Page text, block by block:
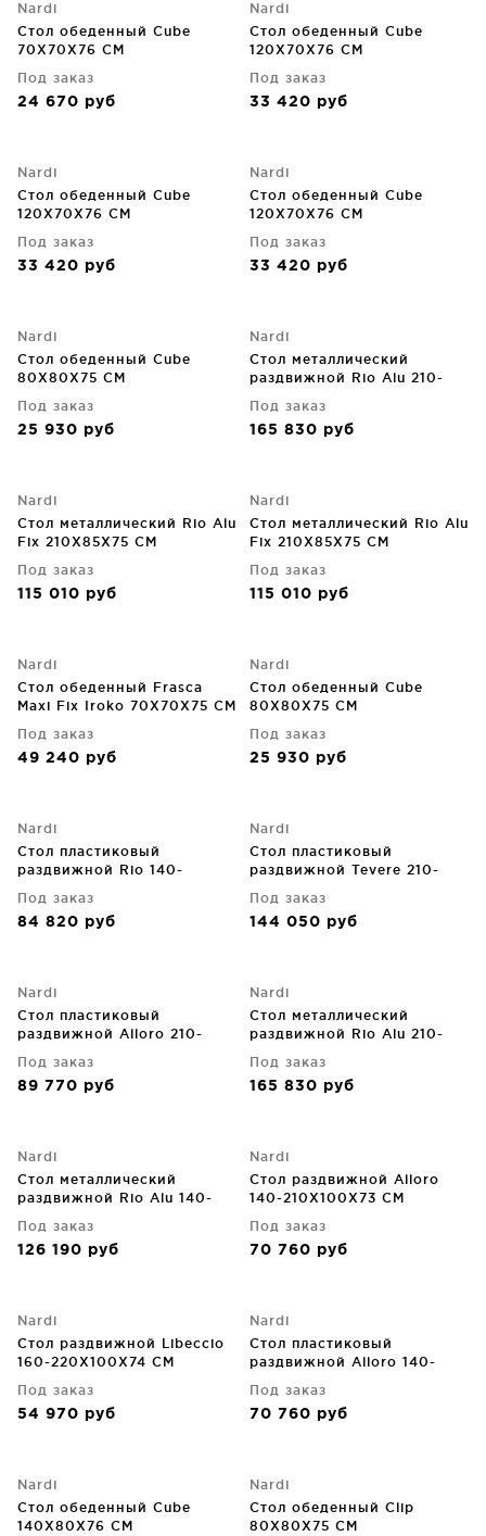
Nardi
Стол обеденный Cube
70X70X76 CM
Под заказ
24 670 руб
Nardi
Стол обеденный Cube
120X70X76 CM
Под заказ
33 420 руб
Nardi
Стол обеденный Cube
120X70X76 CM
Под заказ
33 420 руб
Nardi
Стол обеденный Cube
120X70X76 CM
Под заказ
33 420 руб
Nardi
Стол обеденный Cube
80X80X75 CM
Под заказ
25 930 руб
Nardi
Стол металлический
раздвижной Rio Alu 210-
Под заказ
165 830 руб
Nardi
Стол металлический Rio Alu
Fix 210X85X75 CM
Под заказ
115 010 руб
Nardi
Стол металлический Rio Alu
Fix 210X85X75 CM
Под заказ
115 010 руб
Nardi
Стол обеденный Frasca
Maxi Fix Iroko 70X70X75 CM
Под заказ
49 240 руб
Nardi
Стол обеденный Cube
80X80X75 CM
Под заказ
25 930 руб
Nardi
Стол пластиковый
раздвижной Rio 140-
Под заказ
84 820 руб
Nardi
Стол пластиковый
раздвижной Tevere 210-
Под заказ
144 050 руб
Nardi
Стол пластиковый
раздвижной Alloro 210-
Под заказ
89 770 руб
Nardi
Стол металлический
раздвижной Rio Alu 210-
Под заказ
165 830 руб
Nardi
Стол металлический
раздвижной Rio Alu 140-
Под заказ
126 190 руб
Nardi
Стол раздвижной Alloro
140-210X100X73 CM
Под заказ
70 760 руб
Nardi
Стол раздвижной Libeccio
160-220X100X74 CM
Под заказ
54 970 руб
Nardi
Стол пластиковый
раздвижной Alloro 140-
Под заказ
70 760 руб
Nardi
Стол обеденный Cube
140X80X76 CM
Nardi
Стол обеденный Clip
80X80X75 CM